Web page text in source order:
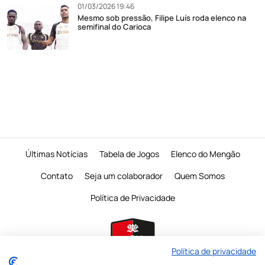
01/03/2026 19:46
Mesmo sob pressão, Filipe Luís roda elenco na
semifinal do Carioca
Últimas Notícias Tabela de Jogos
Elenco do Mengão
Contato
Seja um colaborador
Quem Somos
Política de Privacidade
Política de privacidade